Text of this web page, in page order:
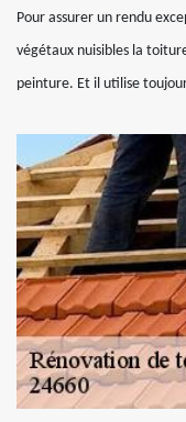
Pour assurer un rendu
végétaux nuisibles la
peinture. Et il utilise